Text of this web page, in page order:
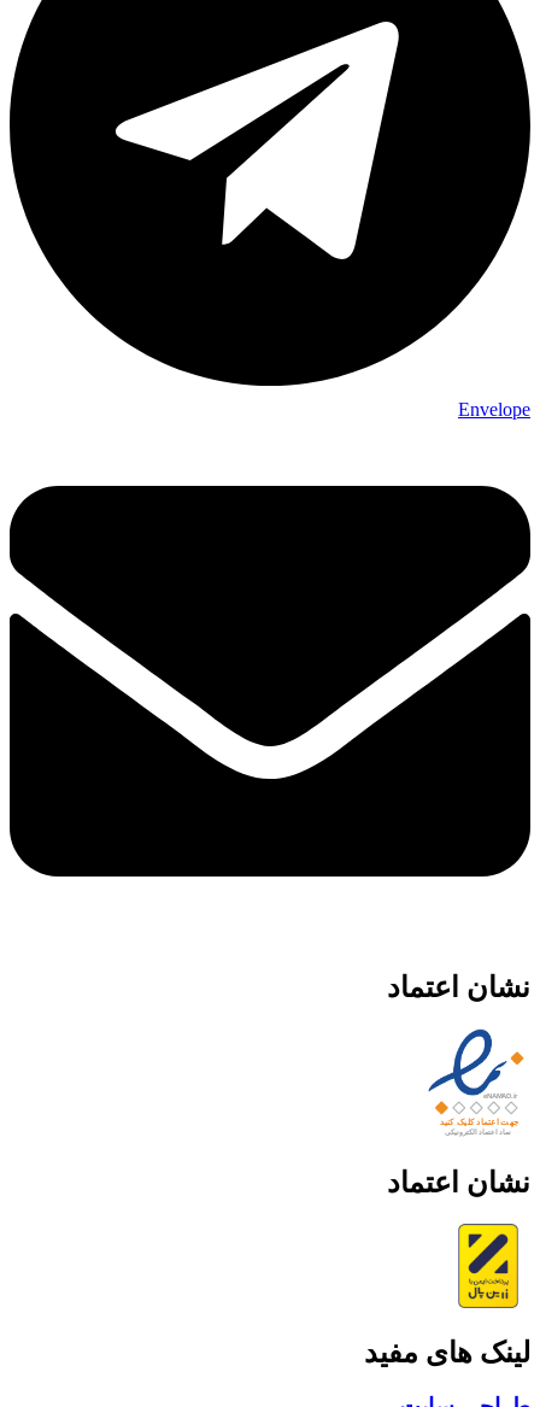
Envelope
نشان اعتماد
نشان اعتماد
لینک های مفید